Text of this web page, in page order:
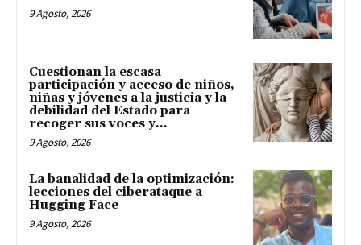
9 Agosto, 2026
Cuestionan la escasa
participación y acceso de niños,
niñas y jóvenes a la justicia y la
debilidad del Estado para
recoger sus voces y...
9 Agosto, 2026
La banalidad de la optimización:
lecciones del ciberataque a
Hugging Face
9 Agosto, 2026